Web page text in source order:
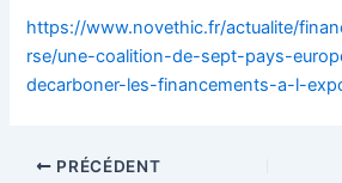
https://www.novethic.fr/actualite/
rse/une-coalition-de-sept-pays-
decarboner-les-financements-a-l-
PRÉCÉDENT